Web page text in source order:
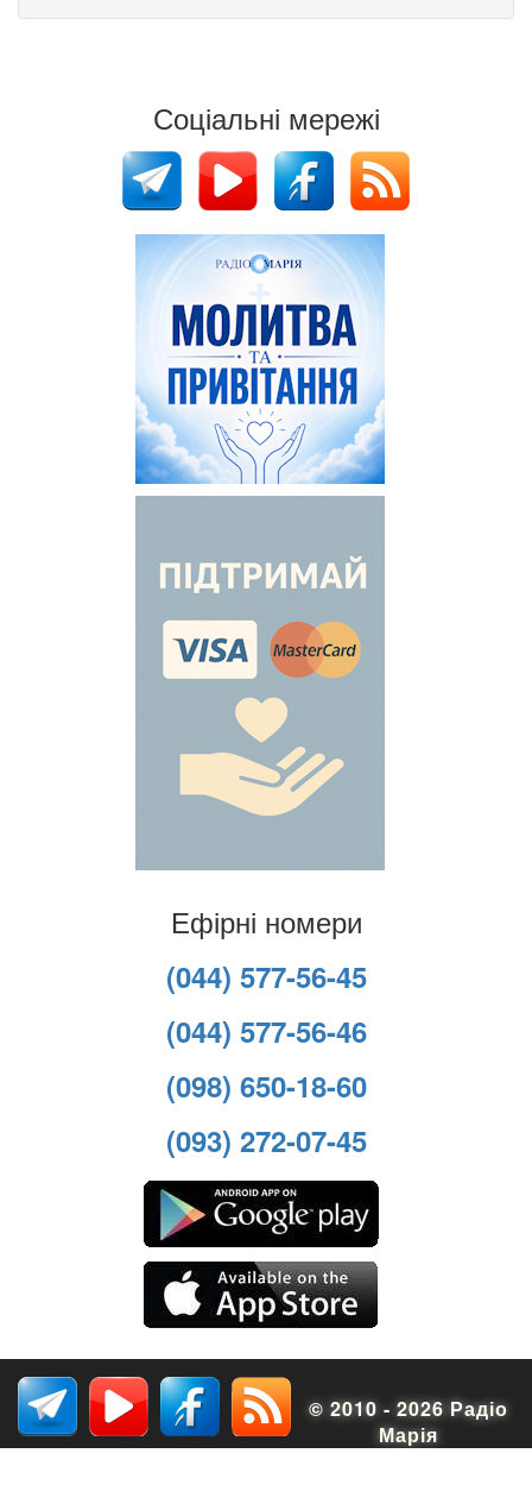
Соціальні мережі
Ефірні номери
(044) 577-56-45
(044) 577-56-46
(098) 650-18-60
(093) 272-07-45
© 2010 - 2026 Радіо
Марія